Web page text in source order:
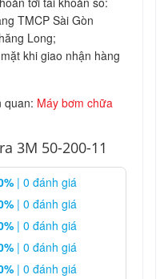
TMCP Sài Gòn
Long;
khi giao nhận hàng
quan: Máy bơm chữa
3M 50-200-11
| 0 đánh giá
| 0 đánh giá
| 0 đánh giá
| 0 đánh giá
| 0 đánh giá